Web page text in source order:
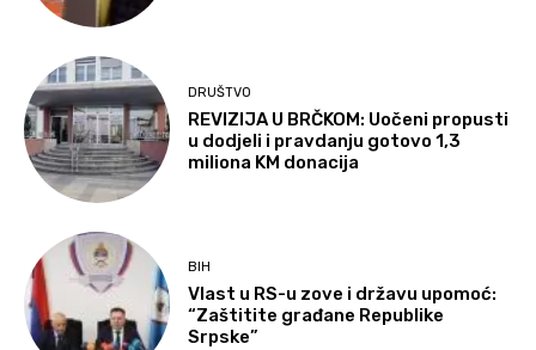
DRUŠTVO
REVIZIJA U BRČKOM: Uočeni propusti
u dodjeli i pravdanju gotovo 1,3
miliona KM donacija
BIH
Vlast u RS-u zove i državu upomoć:
“Zaštitite građane Republike
Srpske”